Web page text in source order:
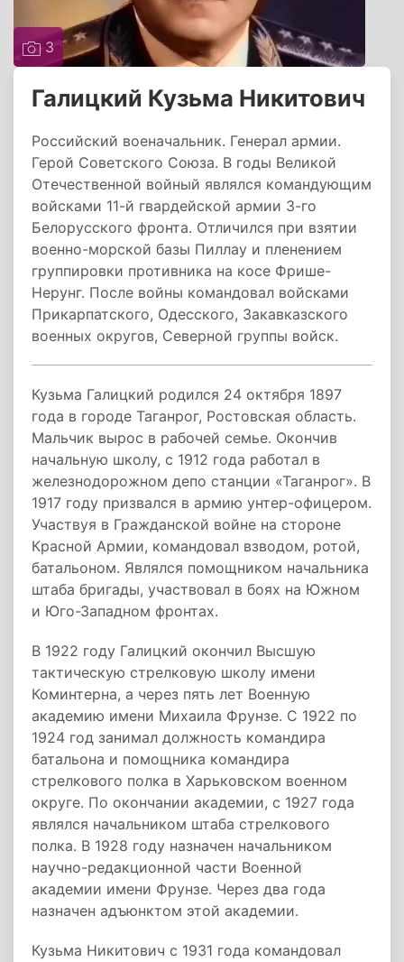
3
Галицкий Кузьма Никитович
Российский военачальник. Генерал армии.
Герой Советского Союза. В годы Великой
Отечественной войный являлся командующим
войсками 11-й гвардейской армии 3-го
Белорусского фронта. Отличился при взятии
военно-морской базы Пиллау и пленением
группировки противника на косе Фрише-
Нерунг. После войны командовал войсками
Прикарпатского, Одесского, Закавказского
военных округов, Северной группы войск.
Кузьма Галицкий родился 24 октября 1897
года в городе Таганрог, Ростовская область.
Мальчик вырос в рабочей семье. Окончив
начальную школу, с 1912 года работал в
железнодорожном депо станции «Таганрог». В
1917 году призвался в армию унтер-офицером.
Участвуя в Гражданской войне на стороне
Красной Армии, командовал взводом, ротой,
батальоном. Являлся помощником начальника
штаба бригады, участвовал в боях на Южном
и Юго-Западном фронтах.
В 1922 году Галицкий окончил Высшую
тактическую стрелковую школу имени
Коминтерна, а через пять лет Военную
академию имени Михаила Фрунзе. С 1922 по
1924 год занимал должность командира
батальона и помощника командира
стрелкового полка в Харьковском военном
округе. По окончании академии, с 1927 года
являлся начальником штаба стрелкового
полка. В 1928 году назначен начальником
научно-редакционной части Военной
академии имени Фрунзе. Через два года
назначен адъюнктом этой академии.
Кузьма Никитович с 1931 года командовал